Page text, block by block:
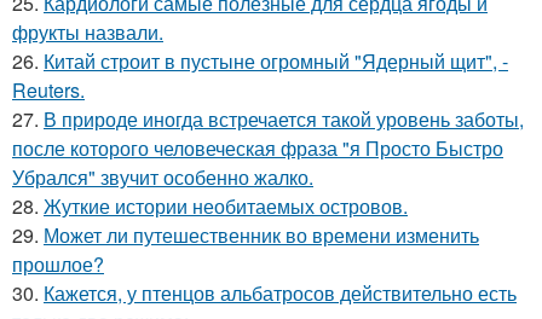
фрукты назвали.
26. Китай строит в пустыне огромный "Ядерный щит", -
Reuters.
27. В природе иногда встречается такой уровень заботы,
после которого человеческая фраза "я Просто Быстро
Убрался" звучит особенно жалко.
28. Жуткие истории необитаемых островов.
29. Может ли путешественник во времени изменить
прошлое?
30. Кажется, у птенцов альбатросов действительно есть